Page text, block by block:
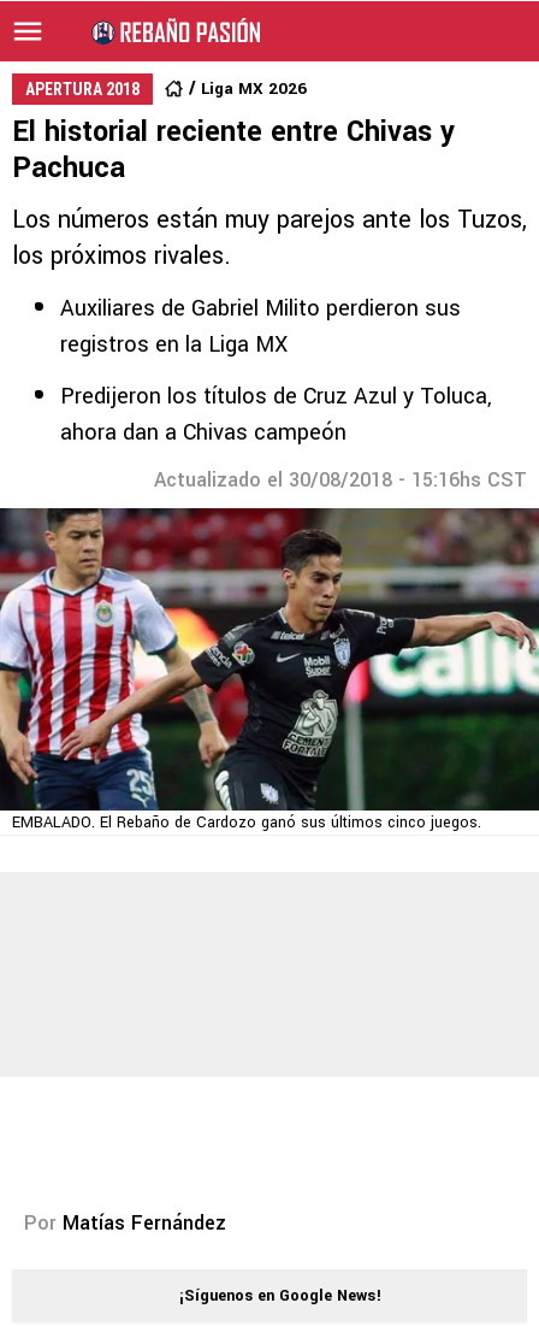
APERTURA 2018 Liga MX 2026
El historial reciente entre Chivas y
Pachuca
Los números están muy parejos ante los Tuzos,
los próximos rivales.
Auxiliares de Gabriel Milito perdieron sus
registros en la Liga MX
Predijeron los títulos de Cruz Azul y Toluca,
ahora dan a Chivas campeón
Actualizado el 30/08/2018 - 15:16hs CST
EMBALADO. El Rebaño de Cardozo ganó sus últimos cinco juegos.
Por Matías Fernández
¡Síguenos en Google News!